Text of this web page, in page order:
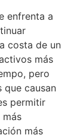
enfrenta a
costa de un
más
pero
que causan
permitir
más
más